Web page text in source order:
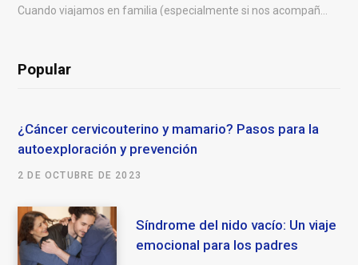
Cuando viajamos en familia (especialmente si nos acompañan
Popular
¿Cáncer cervicouterino y mamario? Pasos para la
autoexploración y prevención
2 DE OCTUBRE DE 2023
Síndrome del nido vacío: Un viaje
emocional para los padres